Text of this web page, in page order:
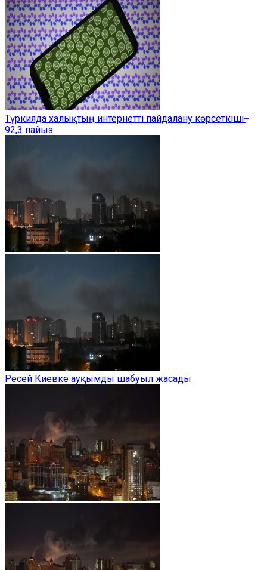
Түркияда халықтың интернетті пайдалану көрсеткіші ̶
92,3 пайыз
Ресей Киевке ауқымды шабуыл жасады